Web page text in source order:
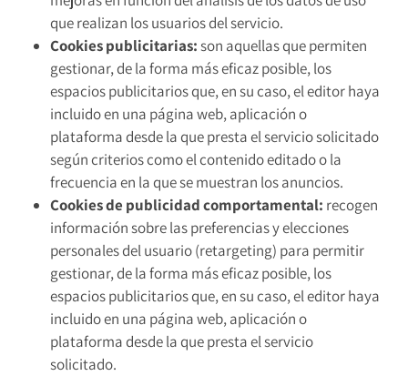
que realizan los usuarios del servicio.
Cookies publicitarias:son aquellas que permiten
gestionar, de la forma más eficaz posible, los
espacios publicitarios que, en su caso, el editor haya
incluido en una página web, aplicación o
plataforma desde la que presta el servicio solicitado
según criterios como el contenido editado o la
frecuencia en la que se muestran los anuncios.
Cookies de publicidad comportamental: recogen
información sobre las preferencias y elecciones
personales del usuario (retargeting) para permitir
gestionar, de la forma más eficaz posible, los
espacios publicitarios que, en su caso, el editor haya
incluido en una página web, aplicación o
plataforma desde la que presta el servicio
solicitado.